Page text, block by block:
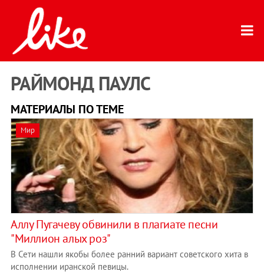
РАЙМОНД ПАУЛС
МАТЕРИАЛЫ ПО ТЕМЕ
Мир
Аллу Пугачеву обвинили в плагиате песни
"Миллион алых роз"
В Сети нашли якобы более ранний вариант советского хита в
исполнении иранской певицы.